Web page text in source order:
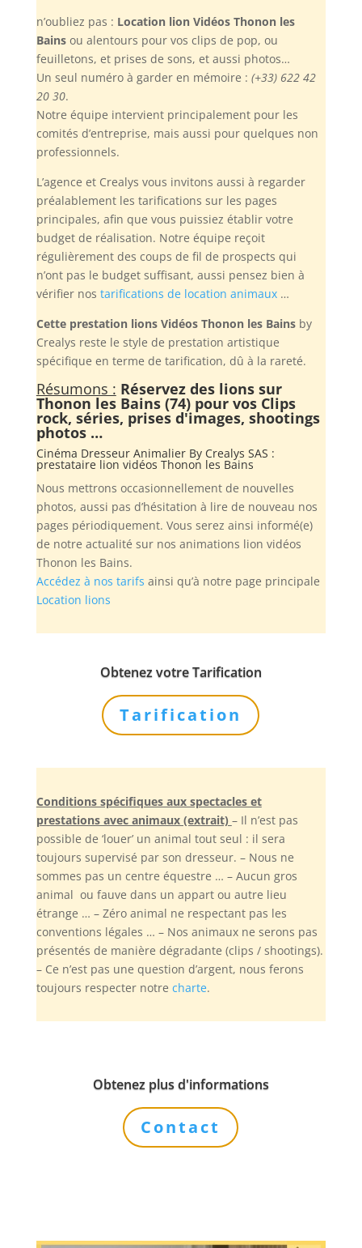
n’oubliez pas : Location lion Vidéos Thonon les
Bainsou alentours pour vos clips de pop, ou
feuilletons, et prises de sons, et aussi photos…
Un seul numéro à garder en mémoire : (+33) 622 42
20 30.
Notre équipe intervient principalement pour les
comités d’entreprise, mais aussi pour quelques non
professionnels.
L’agence et Crealys vous invitons aussi à regarder
préalablement les tarifications sur les pages
principales, afin que vous puissiez établir votre
budget de réalisation. Notre équipe reçoit
régulièrement des coups de fil de prospects qui
n’ont pas le budget suffisant, aussi pensez bien à
vérifier nos tarifications de location animaux…
Cette prestation lions Vidéos Thonon les Bainsby
Crealys reste le style de prestation artistique
spécifique en terme de tarification, dû à la rareté.
Résumons : Réservez des lions sur
Thonon les Bains (74) pour vos Clips
rock, séries, prises d'images, shootings
photos …
Cinéma Dresseur Animalier By Crealys SAS :
prestataire lion vidéos Thonon les Bains
Nous mettrons occasionnellement de nouvelles
photos, aussi pas d’hésitation à lire de nouveau nos
pages périodiquement. Vous serez ainsi informé(e)
de notre actualité sur nos animations lion vidéos
Thonon les Bains.
Accédez à nos tarifs ainsi qu’à notre page principale
Location lions
Obtenez votre Tarification
Tarification
Conditions spécifiques aux spectacles et
prestations avec animaux (extrait) – Il n’est pas
possible de ‘louer’ un animal tout seul : il sera
toujours supervisé par son dresseur. – Nous ne
sommes pas un centre équestre … – Aucun gros
animal ou fauve dans un appart ou autre lieu
étrange … – Zéro animal ne respectant pas les
conventions légales … – Nos animaux ne serons pas
présentés de manière dégradante (clips / shootings).
– Ce n’est pas une question d’argent, nous ferons
toujours respecter notre charte.
Obtenez plus d'informations
Contact